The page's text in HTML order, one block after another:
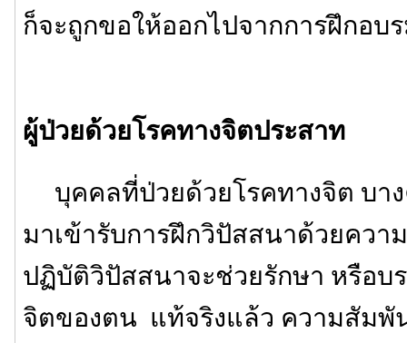
ก็จะถูกขอให้ออกไปจากการฝึกอบ
ผู้ป่วยด้วยโรคทางจิตประสาท
บุคคลที่ป่วยด้วยโรคทางจิต บาง
มาเข้ารับการฝึกวิปัสสนาด้วยควา
ปฏิบัติวิปัสสนาจะช่วยรักษา หรือบ
จิตของตน แท้จริงแล้ว ความสัม